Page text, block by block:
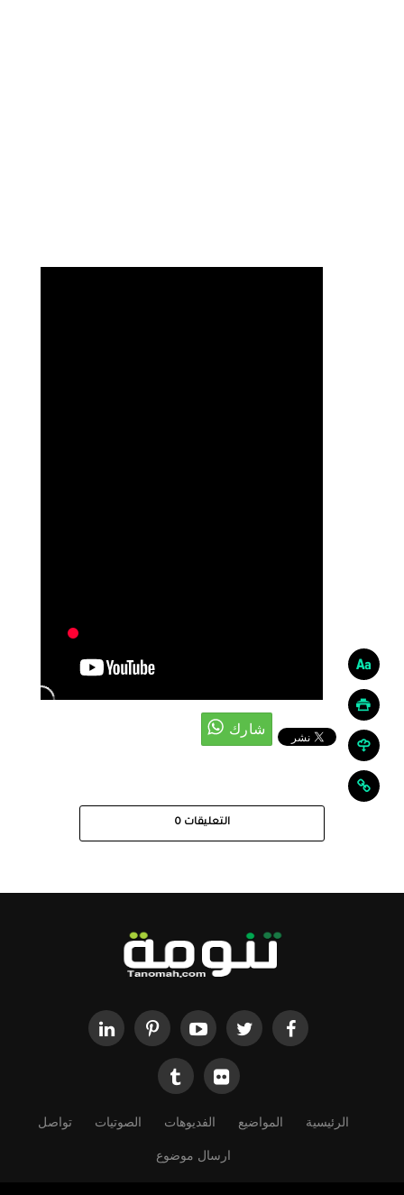
التعليقات 0
الرئيسية المواضيع الفديوهات الصوتيات تواصل
ارسال موضوع